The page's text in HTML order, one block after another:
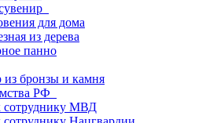
для дома
из дерева
панно
из бронзы и камня
РФ
сотруднику МВД